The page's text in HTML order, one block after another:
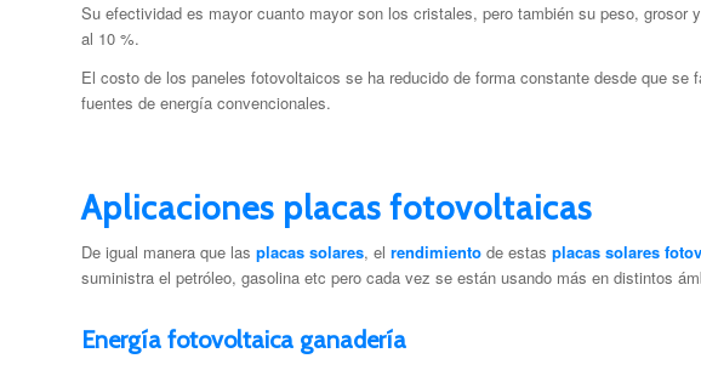
Su efectividad es mayor cuanto mayor son los cristales, pero también su peso,
al 10 %.
El costo de los paneles fotovoltaicos se ha reducido de forma constante desde que
fuentes de energía convencionales.
Aplicaciones placas fotovoltaicas
De igual manera que las placas solares, el rendimiento de estas placas solares
suministra el petróleo, gasolina etc pero cada vez se están usando más en distintos
Energía fotovoltaica ganadería